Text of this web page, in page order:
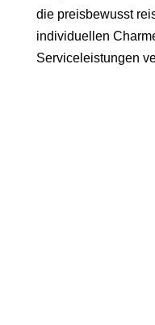
die preisbewusst
individuellen
Serviceleistungen